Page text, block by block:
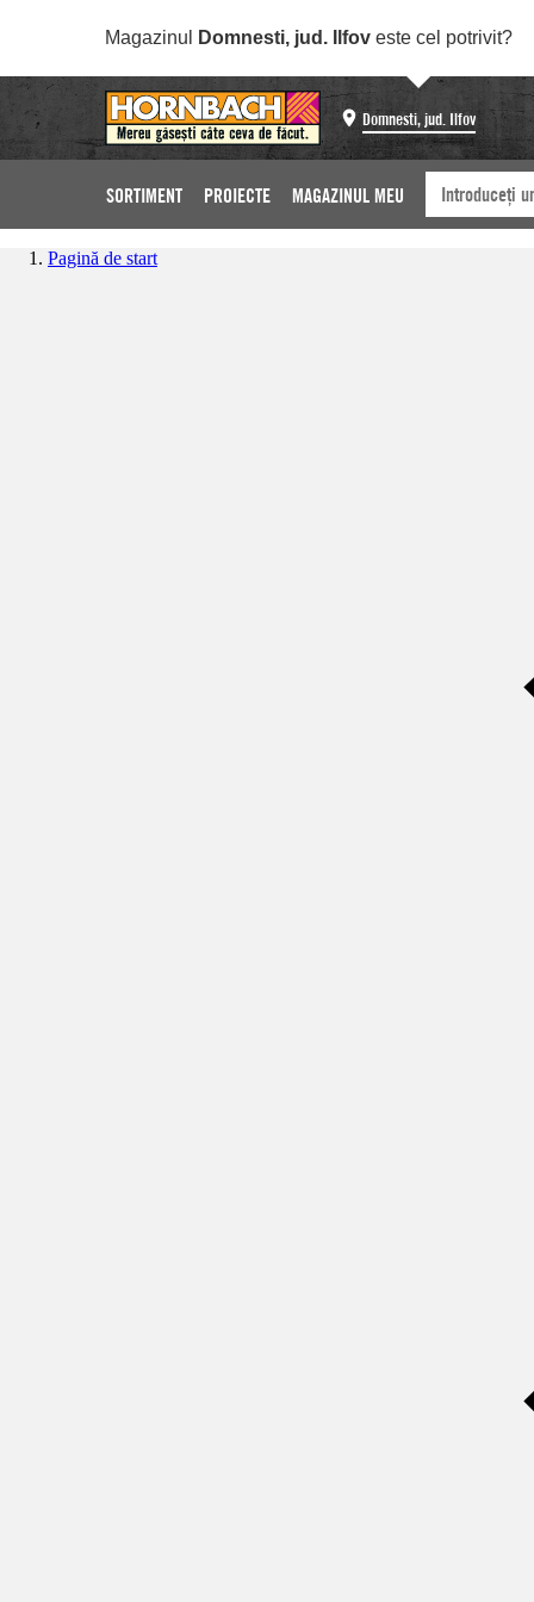
Magazinul Domnesti, jud. Ilfov este cel potrivit?
Domnesti, jud. Ilfov
SORTIMENT PROIECTE MAGAZINUL MEU
Pagină de start